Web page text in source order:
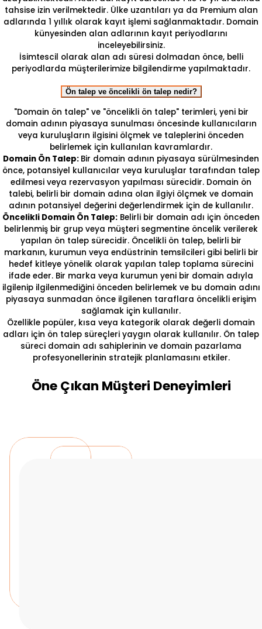
tahsise izin verilmektedir. Ülke uzantıları ya da Premium alan
adlarında 1 yıllık olarak kayıt işlemi sağlanmaktadır. Domain
künyesinden alan adlarının kayıt periyodlarını
inceleyebilirsiniz.
İsimtescil olarak alan adı süresi dolmadan önce, belli
periyodlarda müşterilerimize bilgilendirme yapılmaktadır.
Ön talep ve öncelikli ön talep nedir?
"Domain ön talep" ve "öncelikli ön talep" terimleri, yeni bir
domain adının piyasaya sunulması öncesinde kullanıcıların
veya kuruluşların ilgisini ölçmek ve taleplerini önceden
belirlemek için kullanılan kavramlardır.
Domain Ön Talep: Bir domain adının piyasaya sürülmesinden
önce, potansiyel kullanıcılar veya kuruluşlar tarafından talep
edilmesi veya rezervasyon yapılması sürecidir. Domain ön
talebi, belirli bir domain adına olan ilgiyi ölçmek ve domain
adının potansiyel değerini değerlendirmek için de kullanılır.
Öncelikli Domain Ön Talep: Belirli bir domain adı için önceden
belirlenmiş bir grup veya müşteri segmentine öncelik verilerek
yapılan ön talep sürecidir. Öncelikli ön talep, belirli bir
markanın, kurumun veya endüstrinin temsilcileri gibi belirli bir
hedef kitleye yönelik olarak yapılan talep toplama sürecini
ifade eder. Bir marka veya kurumun yeni bir domain adıyla
ilgilenip ilgilenmediğini önceden belirlemek ve bu domain adını
piyasaya sunmadan önce ilgilenen taraflara öncelikli erişim
sağlamak için kullanılır.
Özellikle popüler, kısa veya kategorik olarak değerli domain
adları için ön talep süreçleri yaygın olarak kullanılır. Ön talep
süreci domain adı sahiplerinin ve domain pazarlama
profesyonellerinin stratejik planlamasını etkiler.
Öne Çıkan Müşteri Deneyimleri